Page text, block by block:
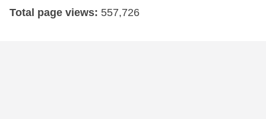
Total page views: 557,726